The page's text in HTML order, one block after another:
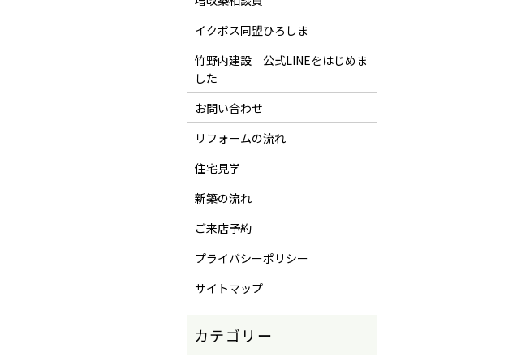
イクボス同盟ひろしま
竹野内建設 公式LINEをはじめま
した
お問い合わせ
リフォームの流れ
住宅見学
新築の流れ
ご来店予約
プライバシーポリシー
サイトマップ